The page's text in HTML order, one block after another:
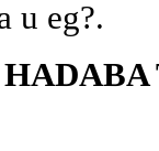
u eg?.